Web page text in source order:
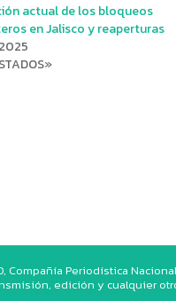
actual de los bloqueos
en Jalisco y reaperturas
Compañía Periodística
edición y cualquier